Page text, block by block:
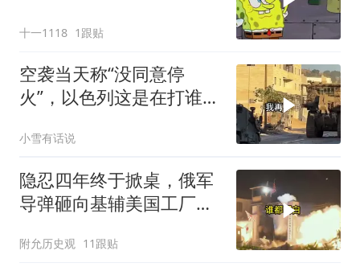
十一1118 1跟贴
空袭当天称“没同意停
火”，以色列这是在打谁的
小雪有话说
隐忍四年终于掀桌，俄军
导弹砸向基辅美国工厂，
附允历史观 11跟贴